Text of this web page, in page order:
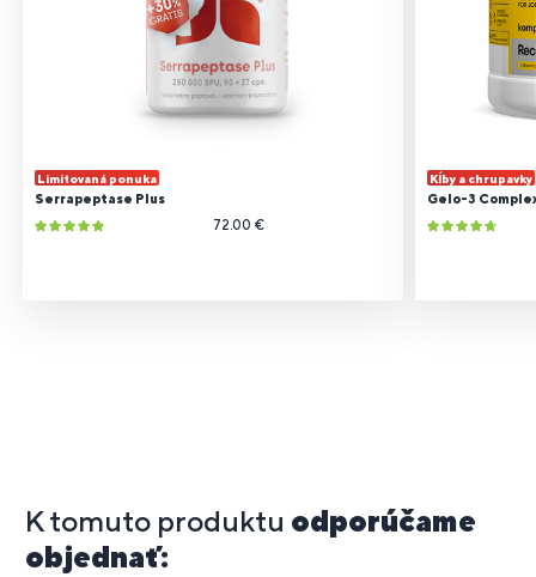
Limitovaná ponuka
Serrapeptase Plus
72.00 €
Kĺby a chrupavky
Gelo-3
K tomuto produktu odporúčame
objednať: